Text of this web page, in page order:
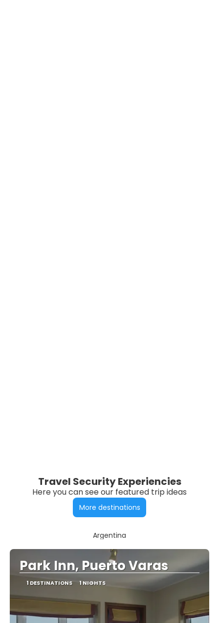
Travel Security Experiencies
Here you can see our featured trip ideas
More destinations
Argentina
Park Inn, Puerto Varas
1 DESTINATIONS 1 NIGHTS